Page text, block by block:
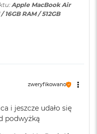
przy 224 pikselach na
USB-C o mocy 70W
Thunderbolt 4
Apple MacBook Air
16GB RAM / 512GB
zweryfikowano
i jeszcze udało się
podwyżką